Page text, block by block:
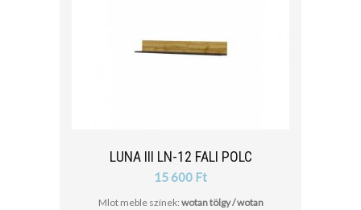
LUNA III LN-12 FALI POLC
15 600 Ft
Mlot meble színek: wotan tölgy / wotan